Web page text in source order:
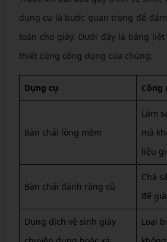
dụng cụ là bước quan trọng để
toàn cho giày. Dưới đây là bảng
thiết cùng công dụng của chúng:
Dụng cụ Công
Bàn chải lông mềm
Làm
mà
liệu
Bàn chải đánh răng cũ
Chà
đế
Dung dịch vệ sinh giày
Loại